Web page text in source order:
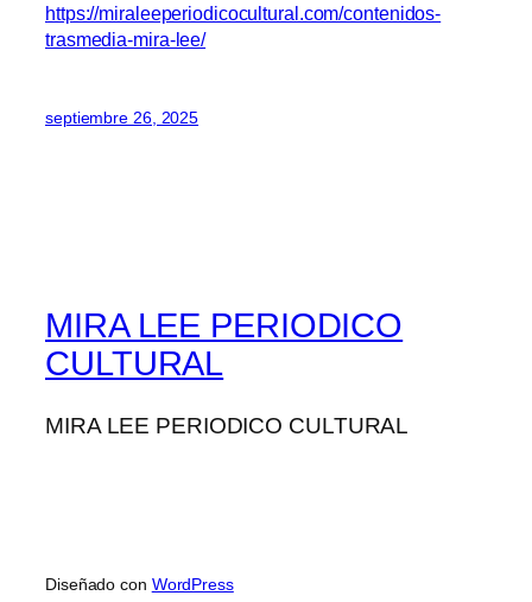
https://miraleeperiodicocultural.com/contenidos-
trasmedia-mira-lee/
septiembre 26, 2025
MIRA LEE PERIODICO
CULTURAL
MIRA LEE PERIODICO CULTURAL
Diseñado con WordPress